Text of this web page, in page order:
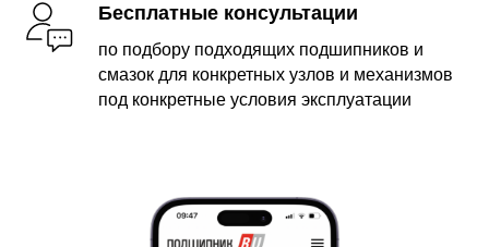
Бесплатные консультации
по подбору подходящих подшипников и
смазок для конкретных узлов и механизмов
под конкретные условия эксплуатации